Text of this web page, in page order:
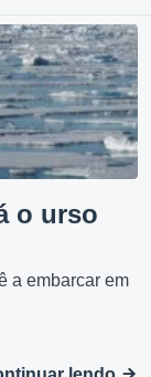
o urso
a embarcar em